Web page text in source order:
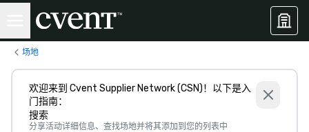
场地
欢迎来到 Cvent Supplier Network (CSN)！以下是入
门指南：
搜索
分享活动详细信息、查找场地并将其添加到您的列表中